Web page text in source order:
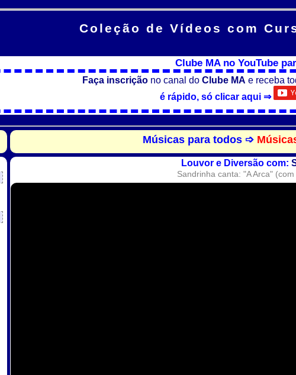
Coleção de Vídeos com
Clube MA no YouTube
Faça inscrição no canal doClube MA e receba
é rápido, só clicar aqui ⇒
Músicas para todos ➩
Louvor e Diversão com:
Sandrinha canta: "A Arca"